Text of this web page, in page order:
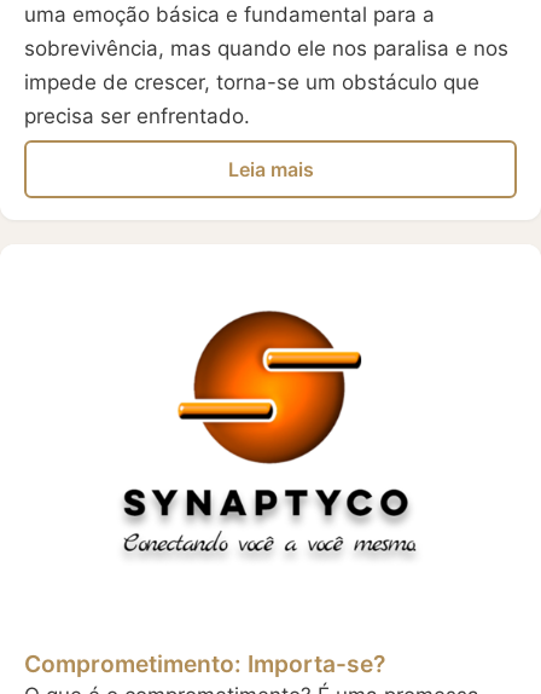
uma emoção básica e fundamental para a
sobrevivência, mas quando ele nos paralisa e nos
impede de crescer, torna-se um obstáculo que
precisa ser enfrentado.
Leia mais
Comprometimento: Importa-se?